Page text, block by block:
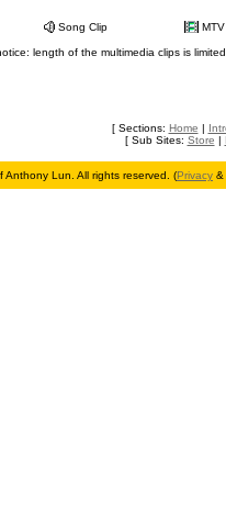
Song Clip MTV
length of the multimedia clips is
[ Sections: Home |
[ Sub Sites: Store |
Anthony Lun. All rights reserved. (Privacy &